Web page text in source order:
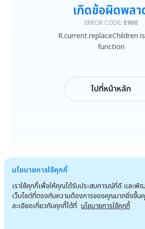
R.current.replaceChildren is not a
เกิดข้อผิดพลา
ERROR CODE: E900
R.current.replaceChildren
function
ไปที่หน้าหลัก
นโยบายการใช้คุกกี้
เราใช้คุกกี้เพื่อให้คุณได้รับประสบการณ์ที่ดี และพั
เว็บไซต์ที่ตรงกับความต้องการของคุณมากยิ่งขึ้น
ละเอียดเกี่ยวกับคุกกี้ได้ที่ นโยบายการใช้คุกกี้